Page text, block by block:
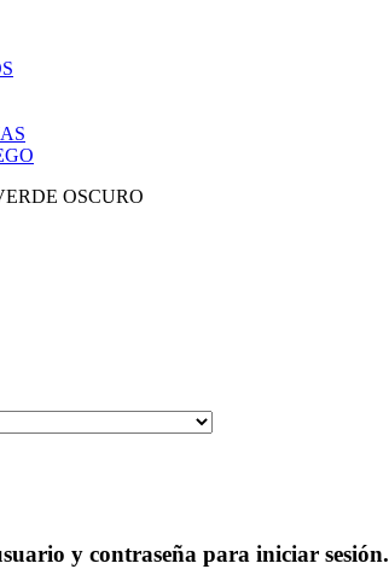
OSCURO
y contraseña para iniciar sesión.